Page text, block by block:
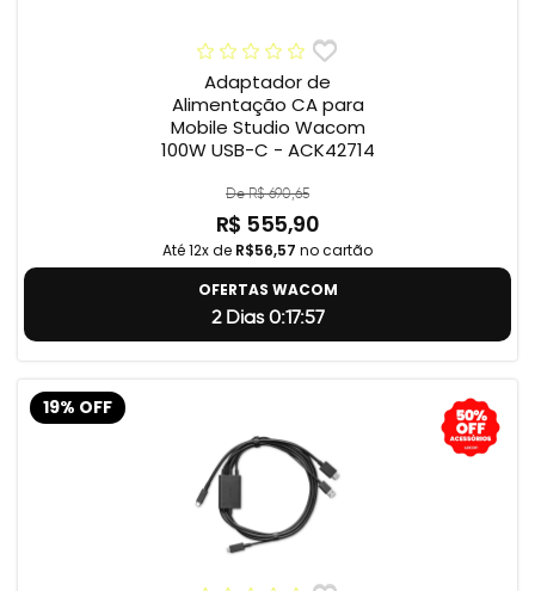
Adaptador de
Alimentação CA para
Mobile Studio Wacom
100W USB-C - ACK42714
De R$ 690,65
R$ 555,90
Até 12x de R$56,57 no cartão
OFERTAS WACOM
2 Dias 0:17:56
19% OFF